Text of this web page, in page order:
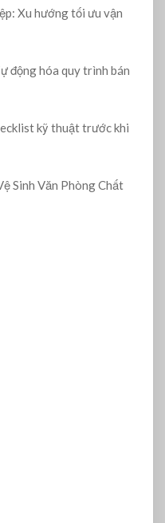
Xu hướng tối ưu vận
động hóa quy trình bán
kỹ thuật trước khi
Sinh Văn Phòng Chất